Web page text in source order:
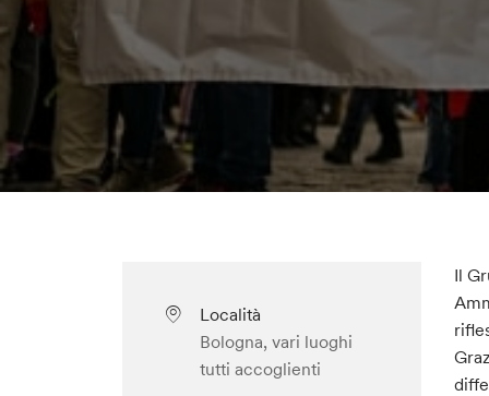
Località
Bologna, vari luoghi
tutti accoglienti
Il